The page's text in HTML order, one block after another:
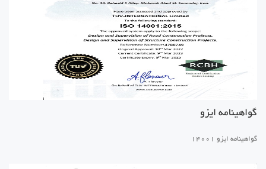
گواهینامه ایزو
گواهینامه ایزو 14001